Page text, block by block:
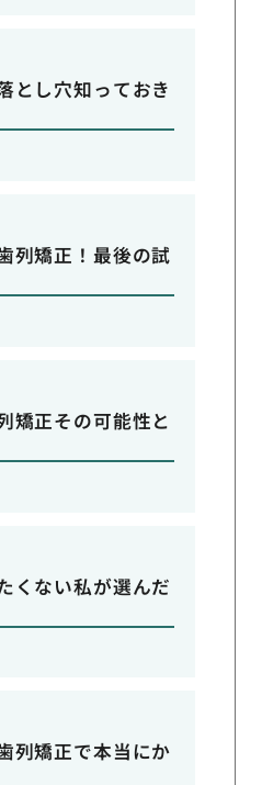
とし穴知っておき
列矯正！最後の試
矯正その可能性と
くない私が選んだ
列矯正で本当にか